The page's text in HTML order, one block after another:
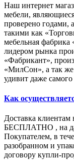
Наш интернет
мебели,
проверено годами,
такими как
мебельная
лидером рынка
«Фабрикант»,
«МилСон», а так
удивит даже
Как
Доставка клиентам
БЕСПЛАТНО , на
Покупателем, в
разобранном и
договору купли-